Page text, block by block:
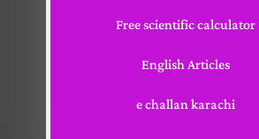
Free scientific calculator
English Articles
e challan karachi